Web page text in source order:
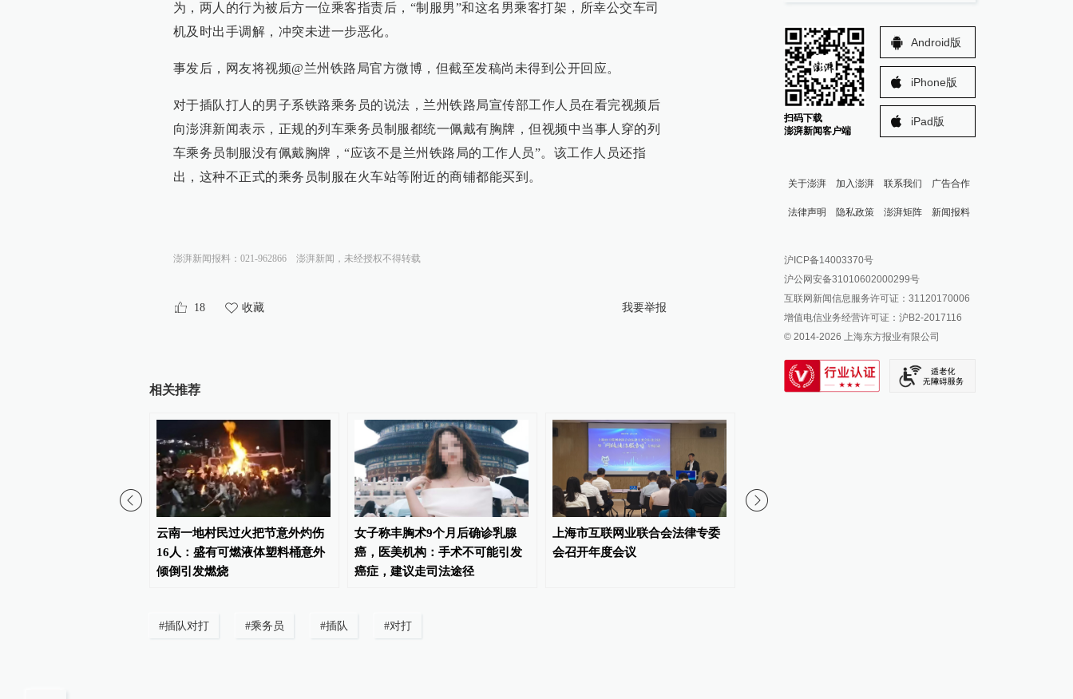
为，两人的行为被后方一位乘客指责后，“制服男”和这名男乘客打架，所幸公交车司
机及时出手调解，冲突未进一步恶化。
事发后，网友将视频@兰州铁路局官方微博，但截至发稿尚未得到公开回应。
对于插队打人的男子系铁路乘务员的说法，兰州铁路局宣传部工作人员在看完视频后
向澎湃新闻表示，正规的列车乘务员制服都统一佩戴有胸牌，但视频中当事人穿的列
车乘务员制服没有佩戴胸牌，“应该不是兰州铁路局的工作人员”。该工作人员还指
出，这种不正式的乘务员制服在火车站等附近的商铺都能买到。
澎湃新闻报料：021-962866 澎湃新闻，未经授权不得转载
18 收藏 我要举报
相关推荐
云南一地村民过火把节意外灼伤
16人：盛有可燃液体塑料桶意外
倾倒引发燃烧
女子称丰胸术9个月后确诊乳腺
癌，医美机构：手术不可能引发
癌症，建议走司法途径
上海市互联网业联合会法律专委
会召开年度会议
#插队对打 #乘务员 #插队 #对打
扫码下载
澎湃新闻客户端
Android版
iPhone版
iPad版
关于澎湃 加入澎湃 联系我们 广告合作
法律声明 隐私政策 澎湃矩阵
澎湃新闻公众号
澎湃新闻抖音号
派生万物开放平台
IP SHANGHAI
SIXTH TONE
新闻报料
报料邮箱: news@thepaper.cn
沪ICP备14003370号
沪公网安备31010602000299号
互联网新闻信息服务许可证：31120170006
增值电信业务经营许可证：沪B2-2017116
© 2014-2026 上海东方报业有限公司